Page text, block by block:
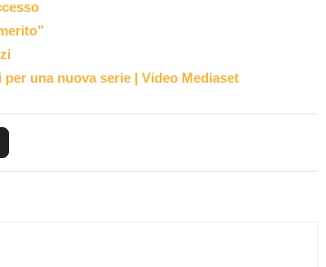
una nuova serie | Video Mediaset